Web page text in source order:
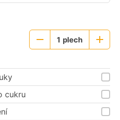
Menší
1 plech
Větší
cukru